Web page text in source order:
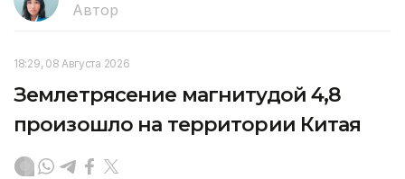
Автор
18:29, 08 Августа 2026
Землетрясение магнитудой 4,8
произошло на территории Китая